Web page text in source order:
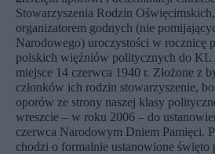
Stowarzyszenia Rodzin
organizatorem godnych (nie
Narodowego) uroczystości w rocznicę
polskich więźniów politycznych do KL
miejsce 14 czerwca 1940 r. Złożone z
członków ich rodzin stowarzyszenie,
oporów ze strony naszej klasy
wreszcie – w roku 2006 – do
czerwca Narodowym Dniem Pamięci.
chodzi o formalnie ustanowione święto